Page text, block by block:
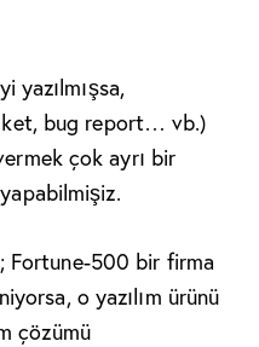
yazılmışsa,
bug report… vb.)
çok ayrı bir
Fortune-500 bir firma
o yazılım ürünü
çözümü